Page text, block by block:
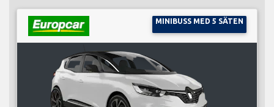
MINIBUSS MED 5 SÄTEN